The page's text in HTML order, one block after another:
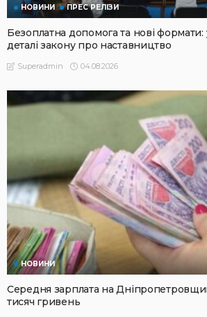
НОВИНИ ПРЕС РЕЛІЗИ
Безоплатна допомога та нові
деталі закону про наставництво
Superadmin 04.08.2026
НОВИНИ
Середня зарплата на
тисяч гривень